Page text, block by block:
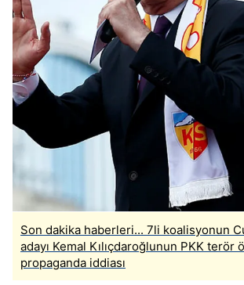
Son dakika haberleri... 7li koalisyonun
adayı Kemal Kılıçdaroğlunun PKK terör
propaganda iddiası